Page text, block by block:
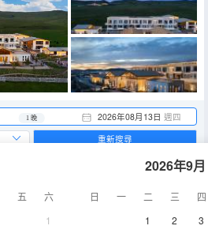
2026年08月13日 週四
1 晚
五
六
1
2026年9月
日 一 二 三
四
1
2 3
重新搜尋
95-100㎡